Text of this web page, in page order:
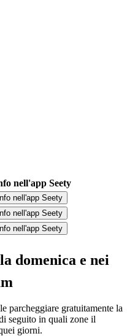
nell'app Seety
nell'app Seety
nell'app Seety
nell'app Seety
domenica e nei
parcheggiare gratuitamente la
seguito in quali zone il
giorni.